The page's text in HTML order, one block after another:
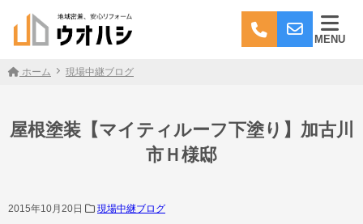
MENU
ホーム 現場中継ブログ
屋根塗装【マイティルーフ下塗り】加古川
市Ｈ様邸
2015年10月20日 現場中継ブログ